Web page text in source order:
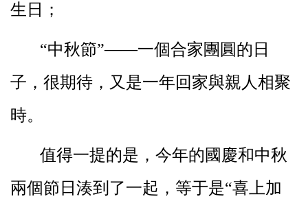
生日；
“中秋節”——一個合家團圓的日
子，很期待，又是一年回家與親人相聚
時。
值得一提的是，今年的國慶和中秋
兩個節日湊到了一起，等于是“喜上加